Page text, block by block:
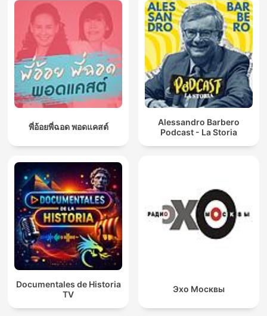
พี่อ้อยพี่ฉอด พอดแคสต์
Alessandro Barbero
Podcast - La Storia
Documentales de Historia
TV
Эхо Москвы